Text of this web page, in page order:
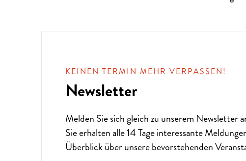
KEINEN TERMIN MEHR VERPASSEN!
Newsletter
Melden Sie sich gleich zu unserem Newsletter
Sie erhalten alle 14 Tage interessante
Überblick über unsere bevorstehenden